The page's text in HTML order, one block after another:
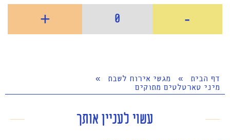
-
0
+
דף הבית » מגשי אירוח לשבת
»
מיני טארטלטים מתוקים
עשוי לעניין אותך